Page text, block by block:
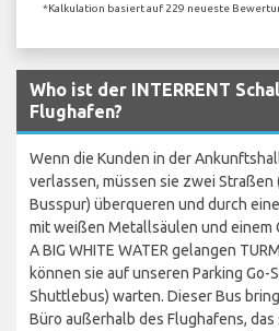
*Kalkulation basiert auf 229 neueste
Who ist der INTERRENT
Flughafen?
Wenn die Kunden in der
verlassen, müssen sie zwei
Busspur) überqueren und durch
mit weißen Metallsäulen und einem
A BIG WHITE WATER gelangen
können sie auf unseren Parking
Shuttlebus) warten. Dieser Bus
Büro außerhalb des Flughafens, das